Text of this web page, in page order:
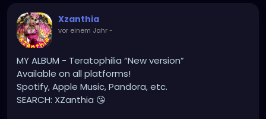
Xzanthia
vor einem Jahr-
MY ALBUM - Teratophilia “New version”
Available on all platforms!
Spotify, Apple Music, Pandora, etc.
SEARCH: XZanthia 😘